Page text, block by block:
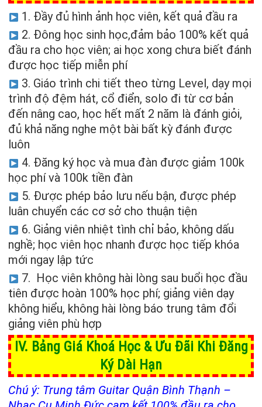
1. Đầy đủ hình ảnh học viên, kết quả đầu ra
2. Đông học sinh học,đảm bảo 100% kết quả
đầu ra cho học viên; ai học xong chưa biết đánh
được học tiếp miễn phí
3. Giáo trình chi tiết theo từng Level, dạy mọi
trình độ đệm hát, cổ điển, solo đi từ cơ bản
đến nâng cao, học hết mất 2 năm là đánh giỏi,
đủ khả năng nghe một bài bất kỳ đánh được
luôn
4. Đăng ký học và mua đàn được giảm 100k
học phí và 100k tiền đàn
5. Được phép bảo lưu nếu bận, được phép
luân chuyển các cơ sở cho thuận tiện
6. Giảng viên nhiệt tình chỉ bảo, không dấu
nghề; học viên học nhanh được học tiếp khóa
mới ngay lập tức
7. Học viên không hài lòng sau buổi học đầu
tiên được hoàn 100% học phí; giảng viên dạy
không hiểu, không hài lòng báo trung tâm đổi
giảng viên phù hợp
IV. Bảng Giá Khoá Học & Ưu Đãi Khi Đăng
Ký Dài Hạn
Chú ý: Trung tâm Guitar Quận Bình Thạnh –